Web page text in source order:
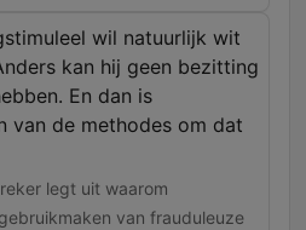
wil natuurlijk wit
kan hij geen bezitting
En dan is
van de methodes om dat
legt uit waarom
van frauduleuze